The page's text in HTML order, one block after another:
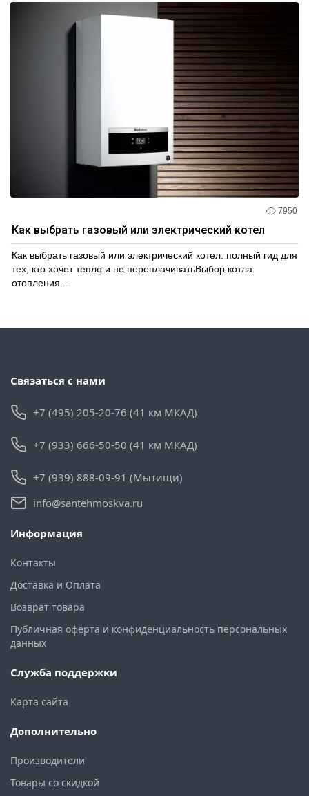
7950
Как выбрать газовый или электрический котел
Как выбрать газовый или электрический котел: полный гид для
тех, кто хочет тепло и не переплачиватьВыбор котла
отопления...
Связаться с нами
+7 (495) 205-20-76 (41 км МКАД)
+7 (933) 666-50-50 (41 км МКАД)
+7 (939) 888-09-91 (Мытищи)
info@santehmoskva.ru
Информация
Контакты
Доставка и Оплата
Возврат товара
Публичная оферта и конфиденциальность персональных
данных
Служба поддержки
Карта сайта
Дополнительно
Производители
Товары со скидкой